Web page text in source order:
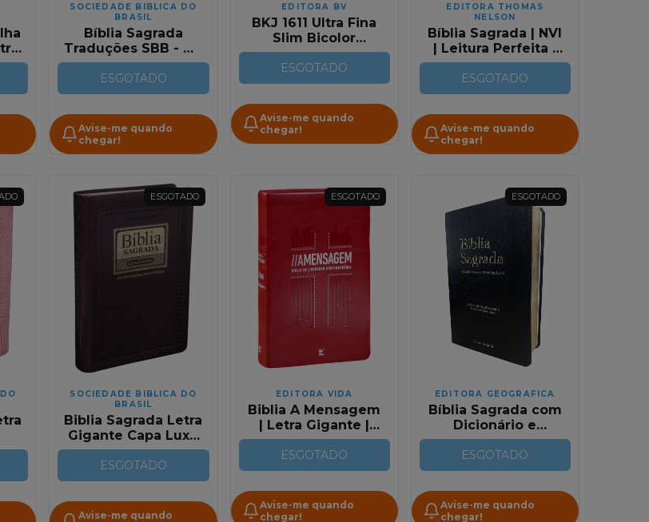
SOCIEDADE BIBLICA DO
BRASIL
Bíblia Sagrada
Traduções SBB - TB
/ ARC / RA / NAA /
NTLH em Capa Dura
ESGOTADO
Avise-me quando
chegar!
EDITORA BV
BKJ 1611 Ultra Fina
Slim Bicolor
Marrom e Preta
ESGOTADO
Avise-me quando
chegar!
EDITORA THOMAS
NELSON
Bíblia Sagrada | NVI
| Leitura Perfeita |
Couro Soft Marrom
| Com Índice
ESGOTADO
Avise-me quando
chegar!
|
ESGOTADO
SOCIEDADE BIBLICA DO
BRASIL
Biblia Sagrada Letra
Gigante Capa Luxo
Edicao Especial
Marrom Nobre Com
Indice RC
ESGOTADO
Avise-me quando
ESGOTADO
EDITORA VIDA
Biblia A Mensagem
| Letra Gigante |
Capa Luxo
Vermelha
ESGOTADO
Avise-me quando
chegar!
ESGOTADO
EDITORA GEOGRAFICA
Bíblia Sagrada com
Dicionário e
Concordância | RC
Gigante | Capa Luxo
Preta
ESGOTADO
Avise-me quando
chegar!